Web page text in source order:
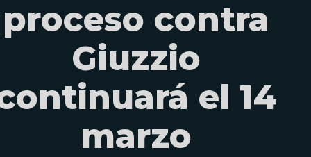
proceso contra
Giuzzio
el 14
marzo